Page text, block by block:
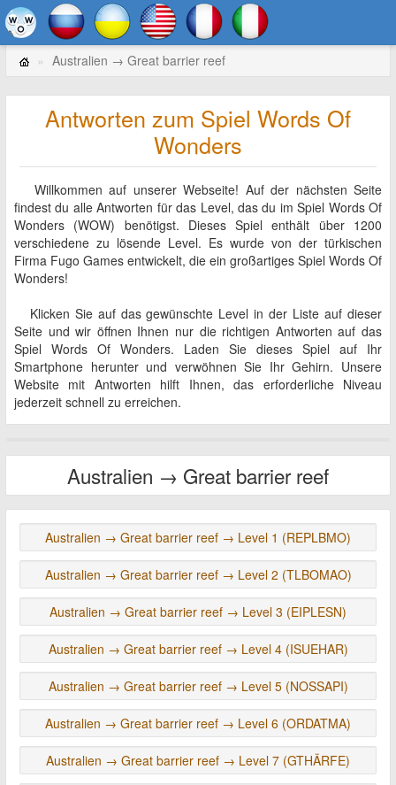
Australien → Great barrier reef
Antworten zum Spiel Words Of
Wonders
Willkommen auf unserer Webseite! Auf der nächsten Seite
findest du alle Antworten für das Level, das du im Spiel Words Of
Wonders (WOW) benötigst. Dieses Spiel enthält über 1200
verschiedene zu lösende Level. Es wurde von der türkischen
Firma Fugo Games entwickelt, die ein großartiges Spiel Words Of
Wonders!
Klicken Sie auf das gewünschte Level in der Liste auf dieser
Seite und wir öffnen Ihnen nur die richtigen Antworten auf das
Spiel Words Of Wonders. Laden Sie dieses Spiel auf Ihr
Smartphone herunter und verwöhnen Sie Ihr Gehirn. Unsere
Website mit Antworten hilft Ihnen, das erforderliche Niveau
jederzeit schnell zu erreichen.
Australien → Great barrier reef
Australien → Great barrier reef → Level 1 (REPLBMO)
Australien → Great barrier reef → Level 2 (TLBOMAO)
Australien → Great barrier reef → Level 3 (EIPLESN)
Australien → Great barrier reef → Level 4 (ISUEHAR)
Australien → Great barrier reef → Level 5 (NOSSAPI)
Australien → Great barrier reef → Level 6 (ORDATMA)
Australien → Great barrier reef → Level 7 (GTHÄRFE)